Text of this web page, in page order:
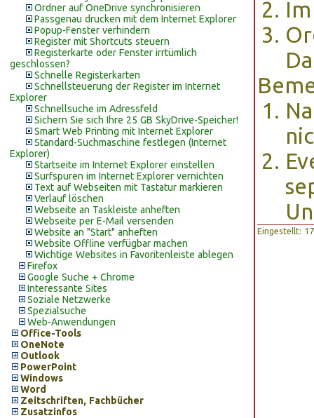
Ordner auf OneDrive synchronisieren
Passgenau drucken mit dem Internet Explorer
Popup-Fenster verhindern
Register mit Shortcuts steuern
Registerkarte oder Fenster irrtümlich
geschlossen?
Schnelle Registerkarten
Schnellsteuerung der Register im Internet
Explorer
Schnellsuche im Adressfeld
Sichern Sie sich Ihre 25 GB SkyDrive-Speicher!
Smart Web Printing mit Internet Explorer
Standard-Suchmaschine festlegen (Internet
Explorer)
Startseite im Internet Explorer einstellen
Surfspuren im Internet Explorer vernichten
Text auf Webseiten mit Tastatur markieren
Verlauf löschen
Webseite an Taskleiste anheften
Webseite per E-Mail versenden
Website an "Start" anheften
Website Offline verfügbar machen
Wichtige Websites in Favoritenleiste ablegen
Firefox
Google Suche + Chrome
Interessante Sites
Soziale Netzwerke
Spezialsuche
Web-Anwendungen
Office-Tools
OneNote
Outlook
PowerPoint
Windows
Word
Zeitschriften, Fachbücher
Zusatzinfos
Eingestellt: